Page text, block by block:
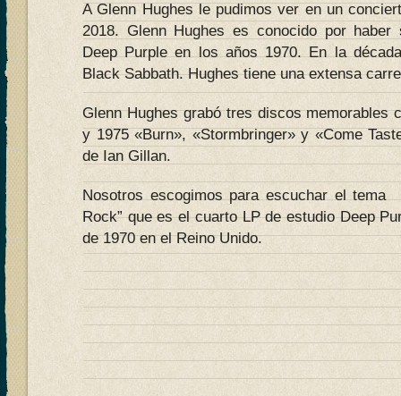
A Glenn Hughes le pudimos ver en un
2018. Glenn Hughes es conocido por
Deep Purple en los años 1970. En la
Black Sabbath. Hughes tiene una extensa
Glenn Hughes grabó tres discos memorables
y 1975 «Burn», «Stormbringer» y «Come
de Ian Gillan.
Nosotros escogimos para escuchar el
Rock” que es el cuarto LP de estudio Deep
de 1970 en el Reino Unido.